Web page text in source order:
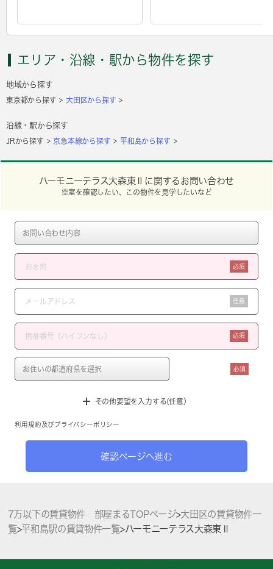
エリア・沿線・駅から物件を探す
地域から探す
東京都から探す 大田区から探す
沿線・駅から探す
JRから探す 京急本線から探す 平和島から探す
ハーモニーテラス大森東Ⅱに関するお問い合わせ
空室を確認したい、この物件を見学したいなど
必須
任意
必須
必須
その他要望を入力する(任意）
利用規約 及び プライバシーポリシー
確認ページへ進む
7万以下の賃貸物件 部屋まるTOPページ>大田区の賃貸物件一
覧>平和島駅の賃貸物件一覧>ハーモニーテラス大森東Ⅱ